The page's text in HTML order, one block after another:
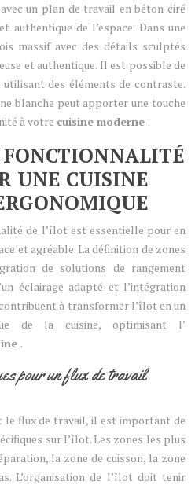
un plan de travail en béton ciré
de l’espace. Dans une
massif avec des détails sculptés
et authentique. Il est possible de
des éléments de contraste.
blanche peut apporter une touche
à votre cuisine moderne .
UNE CUISINE
de l’îlot est essentielle pour en
et agréable. La définition de zones
de solutions de rangement
éclairage adapté et l’intégration
à transformer l’îlot en un
de la cuisine, optimisant l’
.
pour un flux de travail
le flux de travail, il est important de
sur l’îlot. Les zones les plus
la zone de cuisson, la zone
L’organisation de l’îlot doit tenir